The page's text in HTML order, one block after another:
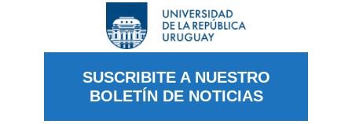
SUSCRIBITE A NUESTRO
BOLETÍN DE NOTICIAS